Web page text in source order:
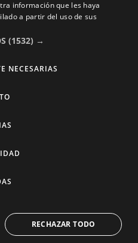
All rights
información que les haya
a partir del uso de sus
(1532) →
NECESARIAS
RECHAZAR TODO